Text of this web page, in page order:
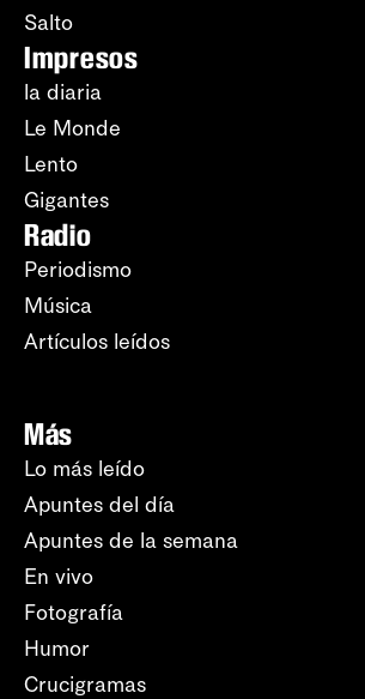
Salto
Impresos
la diaria
Le Monde
Lento
Gigantes
Radio
Periodismo
Música
Artículos leídos
Más
Lo más leído
Apuntes del día
Apuntes de la semana
En vivo
Fotografía
Humor
Crucigramas